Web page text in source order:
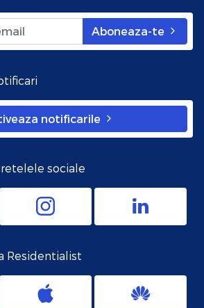
Aboneaza-te
notificarile
sociale
Residentialist